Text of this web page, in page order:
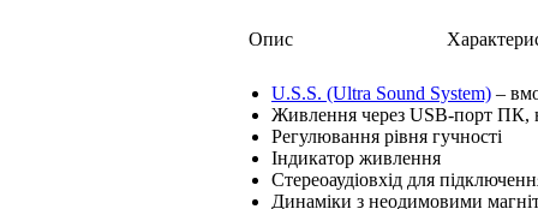
Опис
U.S.S. (Ultra Sound System) –
Живлення через USB-порт ПК,
Регулювання рівня гучності
Індикатор живлення
Стереоаудіовхід для
Динаміки з неодимовими